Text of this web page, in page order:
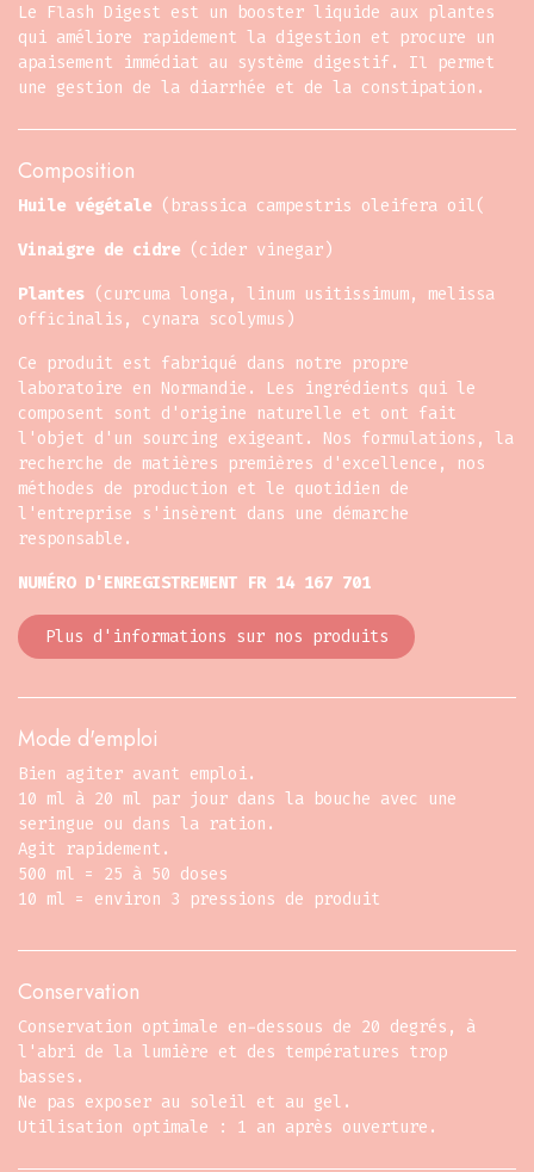
Le Flash Digest est un booster liquide aux plantes
qui améliore rapidement la digestion et procure un
apaisement immédiat au système digestif. Il permet
une gestion de la diarrhée et de la constipation.
Composition
Huile végétale (brassica campestris oleifera oil(
Vinaigre de cidre (cider vinegar)
Plantes (curcuma longa, linum usitissimum, melissa
officinalis, cynara scolymus)
Ce produit est fabriqué dans notre propre
laboratoire en Normandie. Les ingrédients qui le
composent sont d'origine naturelle et ont fait
l'objet d'un sourcing exigeant. Nos formulations, la
recherche de matières premières d'excellence, nos
méthodes de production et le quotidien de
l'entreprise s'insèrent dans une démarche
responsable.
NUMÉRO D'ENREGISTREMENT FR 14 167 701
Plus d'informations sur nos produits​​​​
Mode d'emploi
Bien agiter avant emploi.
10 ml à 20 ml par jour dans la bouche avec une
seringue ou dans la ration.
Agit rapidement.
500 ml = 25 à 50 doses
10 ml = environ 3 pressions de produit
Conservation
Conservation optimale en-dessous de 20 degrés, à
l'abri de la lumière et des températures trop
basses.
Ne pas exposer au soleil et au gel.
Utilisation optimale : 1 an après ouverture.